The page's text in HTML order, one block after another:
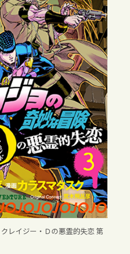
レイジー・Ｄの悪霊的失恋 第